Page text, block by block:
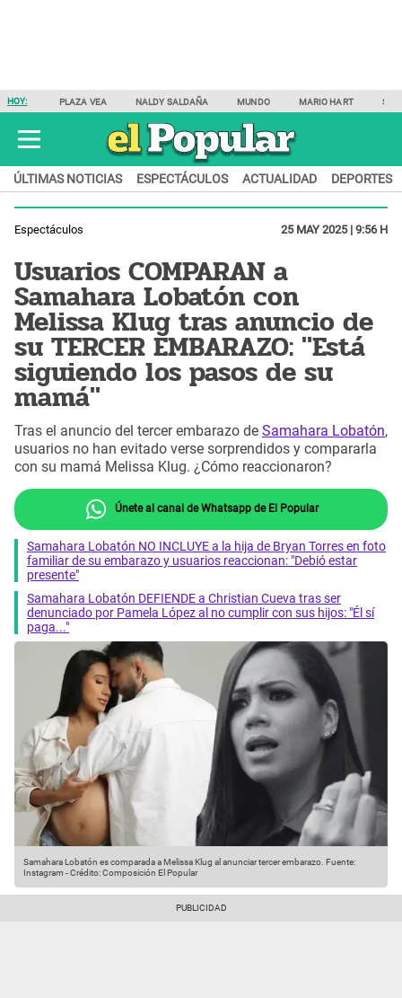
HOY: PLAZA VEA NALDY SALDAÑA MUNDO MARIO HART
ÚLTIMAS NOTICIAS ESPECTÁCULOS ACTUALIDAD DEPORTES
Espectáculos 25 MAY 2025 | 9:56 H
Usuarios COMPARAN a
Samahara Lobatón con
Melissa Klug tras anuncio de
su TERCER EMBARAZO: "Está
siguiendo los pasos de su
mamá"
Tras el anuncio del tercer embarazo de Samahara Lobatón,
usuarios no han evitado verse sorprendidos y compararla
con su mamá Melissa Klug. ¿Cómo reaccionaron?
Únete al canal de Whatsapp de El Popular
Samahara Lobatón NO INCLUYE a la hija de Bryan Torres en foto
familiar de su embarazo y usuarios reaccionan: "Debió estar
presente"
Samahara Lobatón DEFIENDE a Christian Cueva tras ser
denunciado por Pamela López al no cumplir con sus hijos: "Él sí
paga..."
Samahara Lobatón es comparada a Melissa Klug al anunciar tercer embarazo. Fuente:
Instagram -Crédito: Composición El Popular